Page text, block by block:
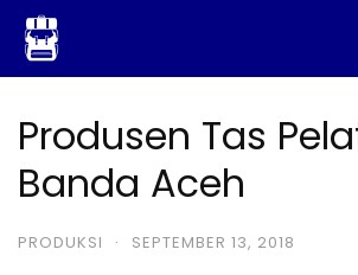
Skip
content
Produsen Tas
Banda Aceh
PRODUKSI · SEPTEMBER 13, 2018